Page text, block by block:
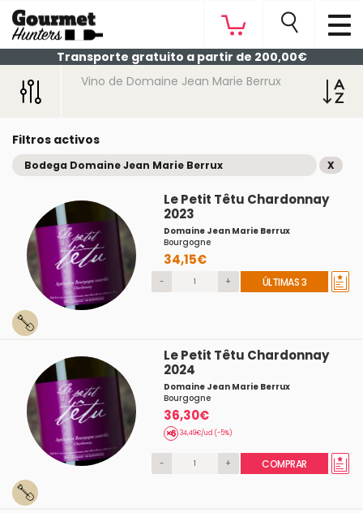
Transporte gratuito a partir de 200,00€
Vino de Domaine Jean Marie Berrux
Filtros activos
Bodega Domaine Jean Marie Berrux X
Le Petit Têtu Chardonnay
2023
Domaine Jean Marie Berrux
Bourgogne
34,15€
- + ÚLTIMAS 3
Le Petit Têtu Chardonnay
2024
Domaine Jean Marie Berrux
Bourgogne
36,30€
34,49€/ud (-5%)
- + COMPRAR